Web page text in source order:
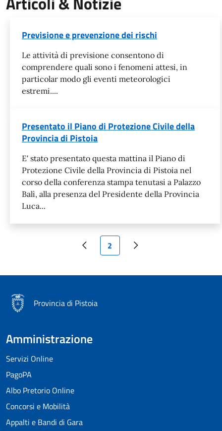
Previsione e prevenzione dei rischi
Le attività di previsione consentono di
comprendere quali sono i fenomeni attesi, in
particolar modo gli eventi meteorologici
estremi....
Presentato il Piano di Protezione Civile della
Provincia di Pistoia
E' stato presentato questa mattina il Piano di
Protezione Civile della Provincia di Pistoia nel
corso della conferenza stampa tenutasi a Palazzo
Balì, alla presenza del Presidente della Provincia
Luca...
Pagina precedente
Pagina attuale
2 Pagina successiva
Provincia di Pistoia
Amministrazione
Servizi Online
PagoPA
Albo Pretorio Online
Concorsi e Mobilità
Appalti e Bandi di Gara